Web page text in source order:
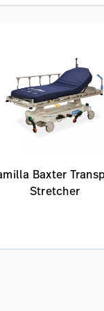
Baxter
Stretcher